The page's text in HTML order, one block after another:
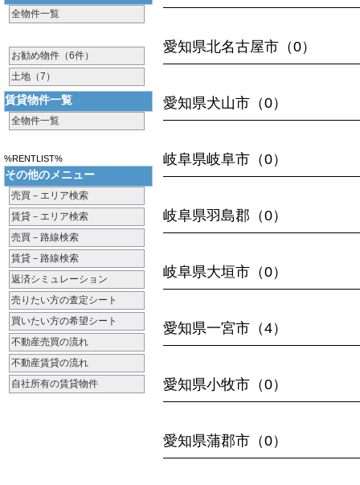
全物件一覧
お勧め物件（6件）
土地（7）
賃貸物件一覧
全物件一覧
%RENTLIST%
その他のメニュー
売買－エリア検索
賃貸－エリア検索
売買－路線検索
賃貸－路線検索
返済シミュレーション
売りたい方の査定シート
買いたい方の希望シート
不動産売買の流れ
不動産賃貸の流れ
自社所有の賃貸物件
愛知県北名古屋市（0）
愛知県犬山市（0）
岐阜県岐阜市（0）
岐阜県羽島郡（0）
岐阜県大垣市（0）
愛知県一宮市（4）
愛知県小牧市（0）
愛知県蒲郡市（0）